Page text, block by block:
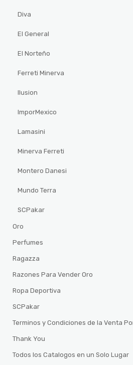
Diva
El General
El Norteño
Ferreti Minerva
Ilusion
ImporMexico
Lamasini
Minerva Ferreti
Montero Danesi
Mundo Terra
SCPakar
Oro
Perfumes
Ragazza
Razones Para Vender Oro
Ropa Deportiva
SCPakar
Terminos y Condiciones de la Venta
Thank You
Todos los Catalogos en un Solo Lugar